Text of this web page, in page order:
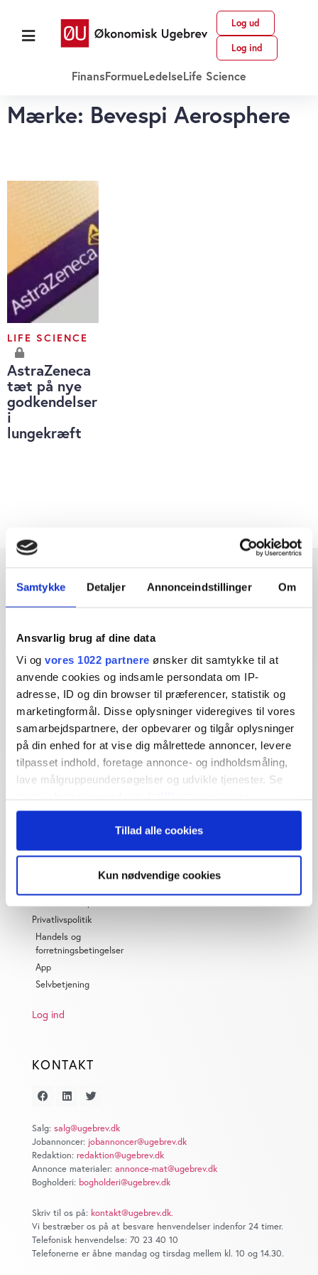
Samtykke Detaljer Annonceindstillinger Om
Ansvarlig brug af dine data
Vi og vores 1022 partnere ønsker dit samtykke til at
anvende cookies og indsamle persondata om IP-
adresse, ID og din browser til præferencer, statistik og
marketingformål. Disse oplysninger videregives til vores
samarbejdspartnere, der opbevarer og tilgår oplysninger
på din enhed for at vise dig målrettede annoncer, levere
tilpasset indhold, foretage annonce- og indholdsmåling,
lave målgruppeundersøgelser og udvikle tjenester. Se
persondatapolitik. Du kan altid trække dit samtykke
tilbage eller ændre indstillinger fra vores
"Cookiedeklaration", eller ved at trykke på "Privacy
Hvis du tillader det, vil vi også gerne:
Indsamle præcise oplysninger om din placering,
der kan være nøjagtig inden for få meter
Identificere din enhed baseret på en scanning af
dens unikke karakteristika (fingerprinting)
Dine valg anvendes på hele websitet.
Vi bruger cookies til at tilpasse vores indhold og
at analysere vores trafik. Vi deler også oplysninger om
sociale medier, annonceringspartnere og
data med andre oplysninger, du har givet dem, eller som
de har indsamlet fra din brug af deres tjenester. Du
samtykker til vores cookies, hvis du fortsætter med at
anvende vores hjemmeside.
Tillad alle cookies
Kun nødvendige cookies
Log ud
Log ind
FinansFormueLedelseLife Science
Mærke: Bevespi Aerosphere
LIFE SCIENCE
AstraZeneca
tæt på nye
godkendelser
i
lungekræft
Dybdegående og original
journalistik siden 1994
Økonomisk Ugebrev har i mere end 25 år leveret indsigtsfuld
og dagsordensættende journalistik og analyser til læserne og
den brede offentlighed.
Vi tager ansvar for vores indhold og er tilmeldt:
OM ØU
Privatlivspolitik
Handels og
forretningsbetingelser
App
Selvbetjening
Log ind
KONTAKT
Salg: salg@ugebrev.dk
Jobannoncer: jobannoncer@ugebrev.dk
Redaktion: redaktion@ugebrev.dk
Annonce materialer: annonce-mat@ugebrev.dk
Bogholderi: bogholderi@ugebrev.dk
Skriv til os på: kontakt@ugebrev.dk.
Vi bestræber os på at besvare henvendelser indenfor 24 timer.
Telefonisk henvendelse: 70 23 40 10
Telefonerne er åbne mandag og tirsdag mellem kl. 10 og 14.30.